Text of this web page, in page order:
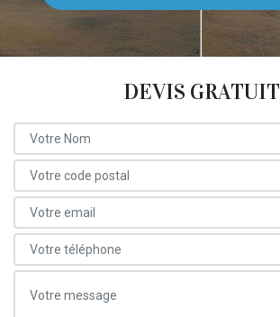
DEVIS GRATUIT